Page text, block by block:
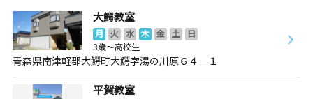
大鰐教室
月 火 水 木 金 土
日
3歳～高校生
青森県南津軽郡大鰐町大鰐字湯の川原６４－１
平賀教室